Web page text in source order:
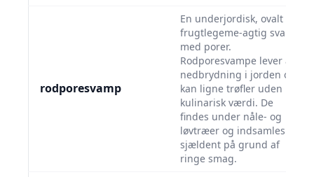
rodporesvamp
En underjordisk, ovalt
frugtlegeme-agtig svamp
med porer.
Rodporesvampe lever af
nedbrydning i jorden og
kan ligne trøfler uden
kulinarisk værdi. De
findes under nåle- og
løvtræer og indsamles
sjældent på grund af
ringe smag.